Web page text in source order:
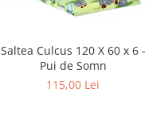
Saltea Culcus 120 X 60 x 6 -
Pui de Somn
115,00 Lei